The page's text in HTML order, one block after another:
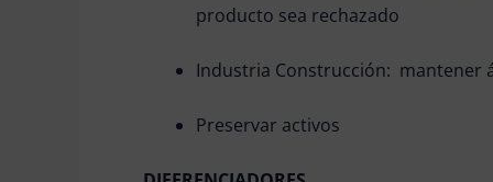
producto sea rechazado
Industria Construcción: mantener
Preservar activos